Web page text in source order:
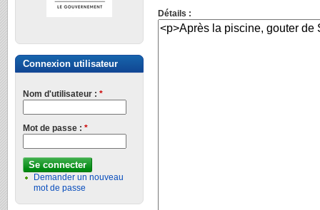
Détails :
Connexion utilisateur
Nom d'utilisateur : *
Mot de passe : *
Demander un nouveau
mot de passe